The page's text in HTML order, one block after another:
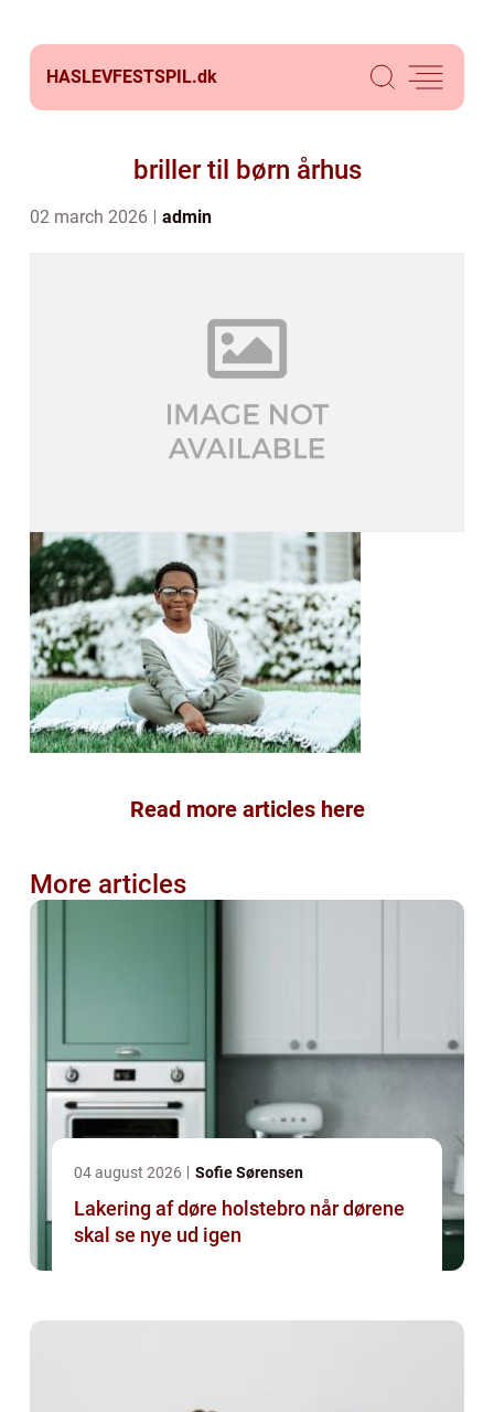
HASLEVFESTSPIL.dk
briller til børn århus
02 march 2026 admin
Read more articles here
More articles
04 august 2026 Sofie Sørensen
Lakering af døre holstebro når dørene
skal se nye ud igen